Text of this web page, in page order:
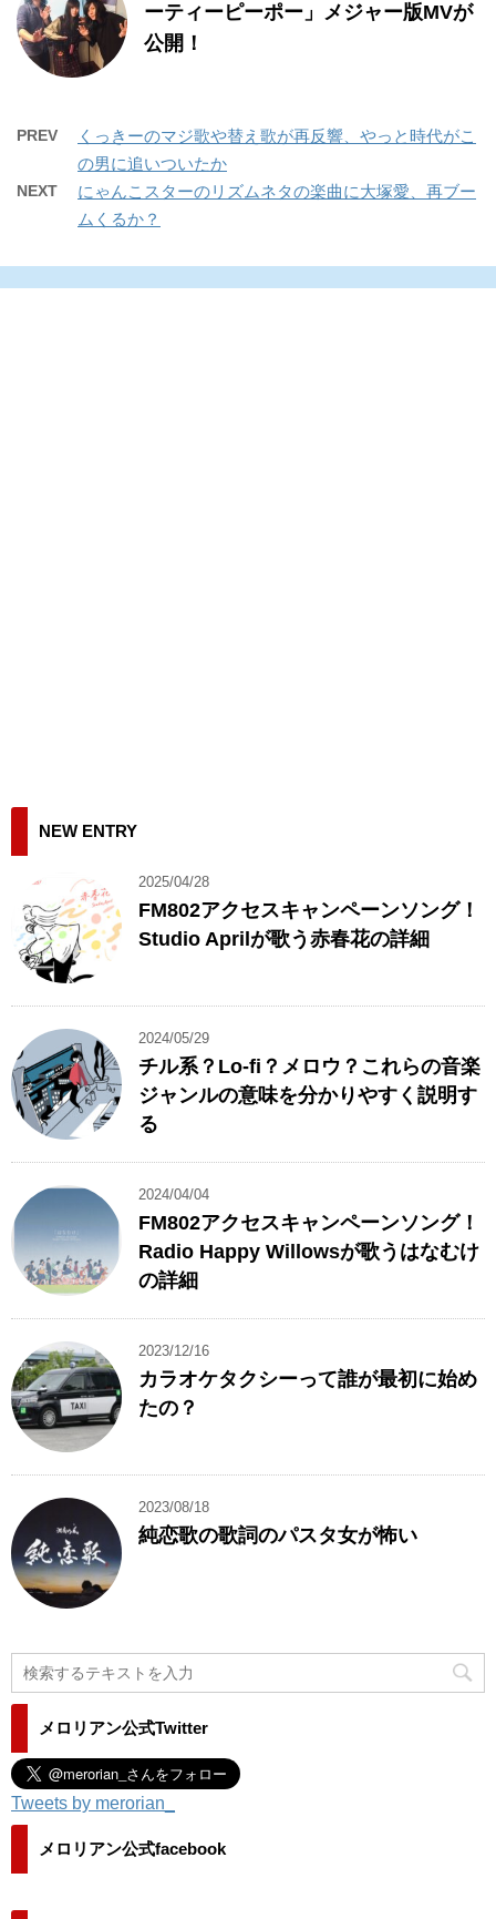
ーティーピーポー」メジャー版MVが
公開！
PREV
くっきーのマジ歌や替え歌が再反響、やっと時代がこ
の男に追いついたか
NEXT
にゃんこスターのリズムネタの楽曲に大塚愛、再ブー
ムくるか？
NEW ENTRY
2025/04/28
FM802アクセスキャンペーンソング！
Studio Aprilが歌う赤春花の詳細
2024/05/29
チル系？Lo-fi？メロウ？これらの音楽
ジャンルの意味を分かりやすく説明す
る
2024/04/04
FM802アクセスキャンペーンソング！
Radio Happy Willowsが歌うはなむけ
の詳細
2023/12/16
カラオケタクシーって誰が最初に始め
たの？
2023/08/18
純恋歌の歌詞のパスタ女が怖い
メロリアン公式Twitter
Tweets by merorian_
メロリアン公式facebook